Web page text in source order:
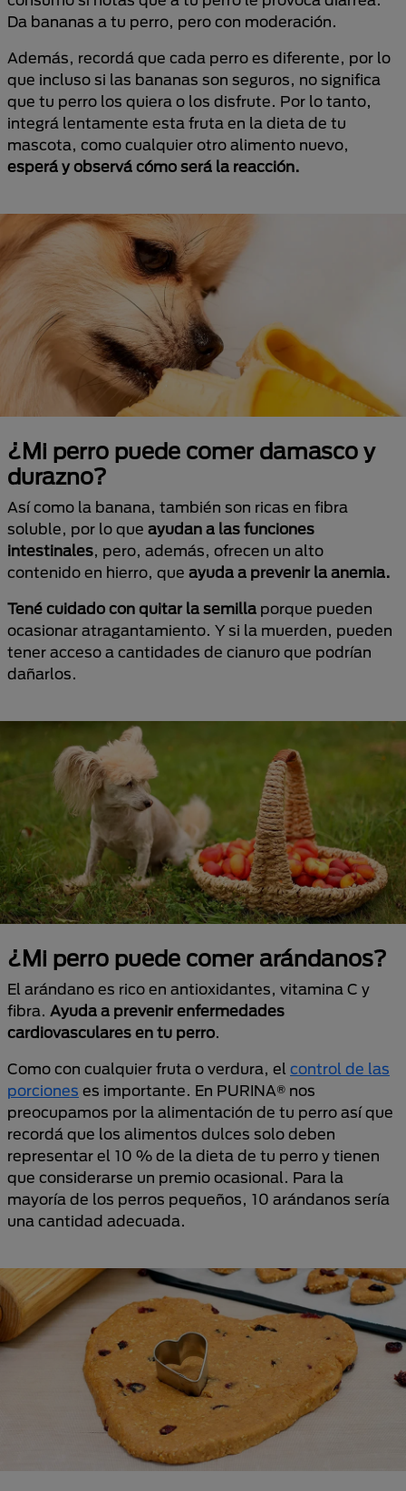
Da bananas a tu perro, pero con moderación.
Además, recordá que cada perro es diferente, por lo
que incluso si las bananas son seguros, no significa
que tu perro los quiera o los disfrute. Por lo tanto,
integrá lentamente esta fruta en la dieta de tu
mascota, como cualquier otro alimento nuevo,
esperá y observá cómo será la reacción.
¿Mi perro puede comer damasco y
durazno?
Así como la banana, también son ricas en fibra
soluble, por lo que ayudan a las funciones
intestinales, pero, además, ofrecen un alto
contenido en hierro, que ayuda a prevenir la anemia.
Tené cuidado con quitar la semilla porque pueden
ocasionar atragantamiento. Y si la muerden, pueden
tener acceso a cantidades de cianuro que podrían
dañarlos.
¿Mi perro puede comer arándanos?
El arándano es rico en antioxidantes, vitamina C y
fibra. Ayuda a prevenir enfermedades
cardiovasculares en tu perro.
Como con cualquier fruta o verdura, el control de las
porciones es importante. En PURINA® nos
preocupamos por la alimentación de tu perro así que
recordá que los alimentos dulces solo deben
representar el 10 % de la dieta de tu perro y tienen
que considerarse un premio ocasional. Para la
mayoría de los perros pequeños, 10 arándanos sería
una cantidad adecuada.